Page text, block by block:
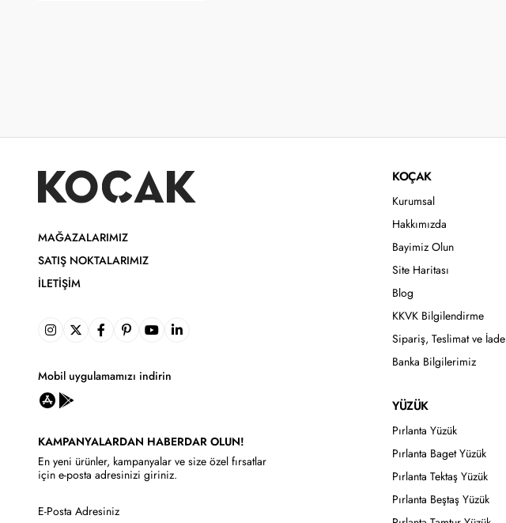
MAĞAZALARIMIZ
SATIŞ NOKTALARIMIZ
İLETIŞIM
Mobil uygulamamızı indirin
KAMPANYALARDAN HABERDAR OLUN!
En yeni ürünler, kampanyalar ve size özel fırsatlar
için e-posta adresinizi giriniz.
KOÇAK
Kurumsal
Hakkımızda
Bayimiz Olun
Site Haritası
Blog
KKVK Bilgilendirme
Sipariş, Teslimat ve İade
Banka Bilgilerimiz
YÜZÜK
Pırlanta Yüzük
Pırlanta Baget Yüzük
Pırlanta Tektaş Yüzük
Pırlanta Beştaş Yüzük